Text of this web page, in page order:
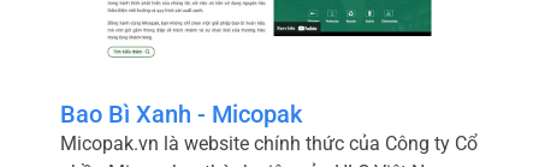
Bao Bì Xanh - Micopak
Micopak.vn là website chính thức của Công ty Cổ